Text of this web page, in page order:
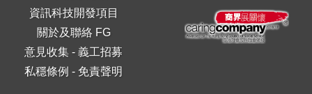
資訊科技開發項目
關於及聯絡 FG
意見收集 -義工招募
私穩條例 - 免責聲明